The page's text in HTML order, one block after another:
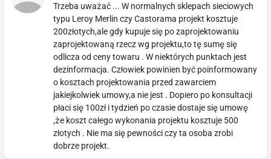
Trzeba uważać ... W normalnych sklepach sieciowych
typu Leroy Merlin czy Castorama projekt kosztuje
200złotych,ale gdy kupuje się po zaprojektowaniu
zaprojektowaną rzecz wg projektu,to tę sumę się
odlicza od ceny towaru . W niektórych punktach jest
dezinformacja. Człowiek powinien być poinformowany
o kosztach projektowania przed zawarciem
jakiejkolwiek umowy,a nie jest . Dopiero po konsultacji
płaci się 100zł i tydzień po czasie dostaje się umowę
,że koszt całego wykonania projektu kosztuje 500
złotych . Nie ma się pewności czy ta osoba zrobi
dobrze projekt.